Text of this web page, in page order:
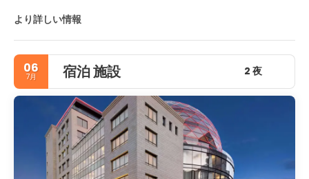
る非常に居心地の良い都市です。市内には多くの観光地とやるべ
かは、2004年に建てられた正統派の大聖堂であるSamebaの大
聖堂や、市内中心部に位置する美しいSquare of Libertyなどの
記念碑です。文化愛好家にとって、トビリシには素晴らしい都市
です。それは、全国各地にいくつかの重要な博物館がある国立博
物館、またはこの都市の歴史についてすべて学ぶことができる歴
史博物館など、いくつかの博物館があるためです。山が大好きな
人にとっては、トビリシは丘陵地と同じくらい理想的な場所で
す。最もよく知られているものの1つはMtatsminda山です。気
球乗り、ハイキング、自転車ツアーなどのアウトドアアクティビ
ティを楽しめます。植物園のジョージア国立公園を訪れるのを忘
れないでください。散歩をリラックスするのに理想的です。子供
より詳しい情報
06
7月 宿泊 施設 2 夜